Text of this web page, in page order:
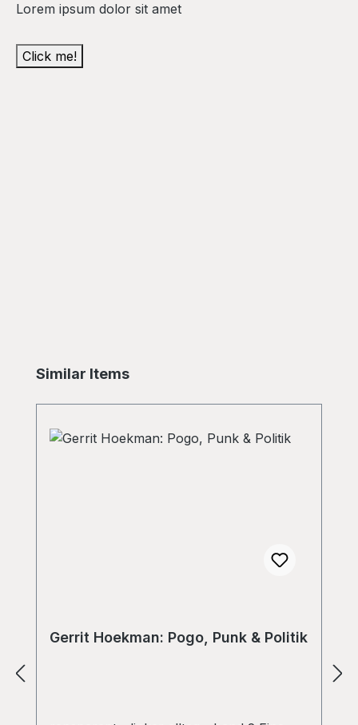
Lorem ipsum dolor sit amet
Click me!
Skip product gallery
Similar Items
Gerrit Hoekman: Pogo, Punk & Politik